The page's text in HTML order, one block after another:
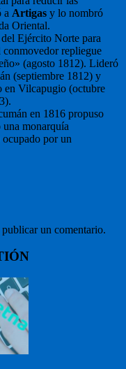
a Artigas y lo nombró
Oriental.
Ejército Norte para
repliegue
(agosto 1812). Lideró
(septiembre 1812) y
en Vilcapugio (octubre
en 1816 propuso
monarquía
por un
publicar un comentario.